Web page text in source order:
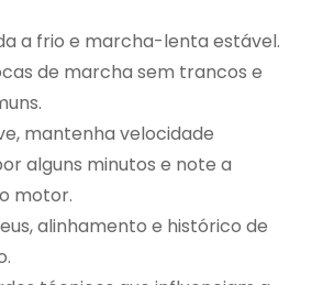
a frio e marcha-lenta estável.
de marcha sem trancos e
mantenha velocidade
alguns minutos e note a
motor.
alinhamento e histórico de